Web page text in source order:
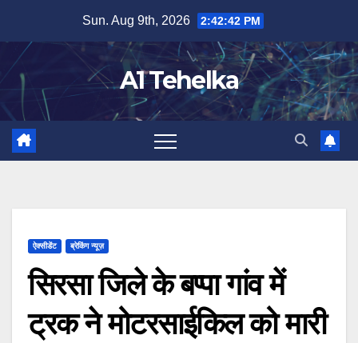
content
Sun. Aug 9th, 2026 2:42:42 PM
A1 Tehelka
ऐक्सीडेंट ब्रेकिंग न्यूज़
सिरसा जिले के बप्पा गांव में
ट्रक ने मोटरसाईकिल को मारी